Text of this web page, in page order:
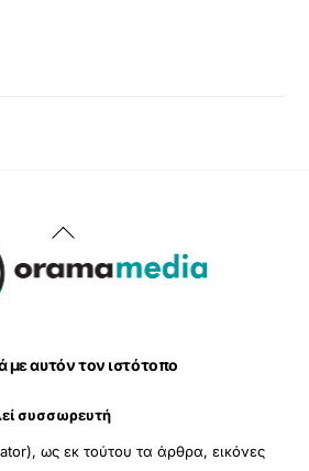
Back
To
με αυτόν τον ιστότοπο
συσσωρευτή
ως εκ τούτου τα άρθρα, εικόνες